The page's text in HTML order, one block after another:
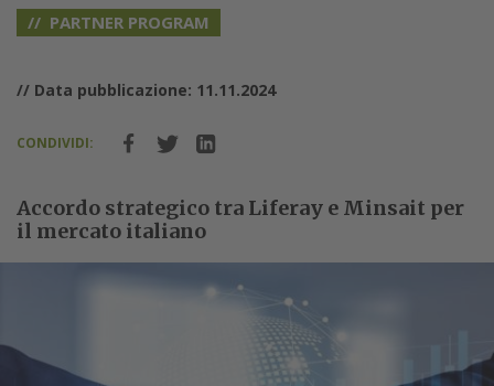
PARTNER PROGRAM
// Data pubblicazione: 11.11.2024
CONDIVIDI:
Accordo strategico tra Liferay e Minsait per
il mercato italiano